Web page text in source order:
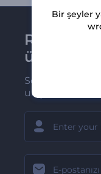
üye olun
Son haber ve
ulaşsın
Bir şeyler